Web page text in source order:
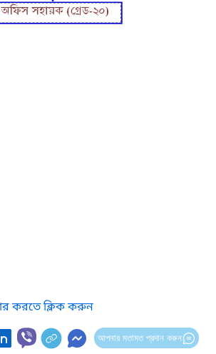
করতে ক্লিক করুন
আপনার মতামত প্রদান করুন